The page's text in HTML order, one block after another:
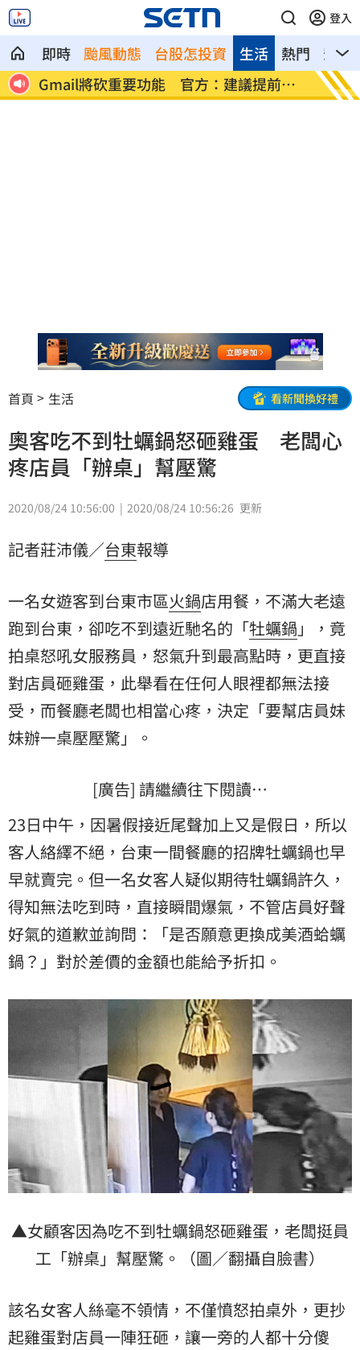
登入
即時 颱風動態 台股怎投資 熱門 影音
生活
打
Gmail將砍重要功能 官方：建議提前備
份
梅西
首頁 生活 看新聞換好禮
奧客吃不到牡蠣鍋怒砸雞蛋 老闆心
疼店員「辦桌」幫壓驚
2020/08/24 10:56:00 2020/08/24 10:56:26 更新
記者莊沛儀／台東報導
一名女遊客到台東市區火鍋店用餐，不滿大老遠
跑到台東，卻吃不到遠近馳名的「牡蠣鍋 」，竟
拍桌怒吼女服務員，怒氣升到最高點時，更直接
對店員砸雞蛋，此舉看在任何人眼裡都無法接
受，而餐廳老闆也相當心疼，決定「要幫店員妹
妹辦一桌壓壓驚」。
[廣告] 請繼續往下閱讀…
23日中午，因暑假接近尾聲加上又是假日，所以
客人絡繹不絕，台東一間餐廳的招牌牡蠣鍋也早
早就賣完。但一名女客人疑似期待牡蠣鍋許久，
得知無法吃到時，直接瞬間爆氣，不管店員好聲
好氣的道歉並詢問：「是否願意更換成美酒蛤蠣
鍋？」對於差價的金額也能給予折扣。
▲女顧客因為吃不到牡蠣鍋怒砸雞蛋，老闆挺員
工「辦桌」幫壓驚。（圖／翻攝自臉書）
該名女客人絲毫不領情，不僅憤怒拍桌外，更抄
起雞蛋對店員一陣狂砸，讓一旁的人都十分傻